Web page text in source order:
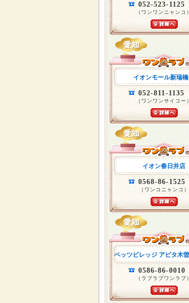
052-523-1125
（ワンワンニャンコ）
イオンモール新瑞
052-811-1135
（ワンワンサイコー）
イオン春日井店
0568-86-1525
（ワンコニャンコ）
ペッツビレッジ アピタ木
0586-86-0010
（ラブラブワンラブ）